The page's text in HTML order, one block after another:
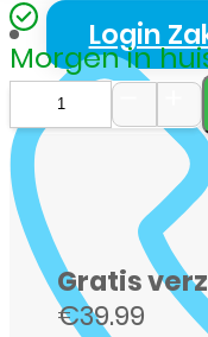
Login
Morgen in
Mobiparts
Wall
Charger
–
USB-Gratis
€39.99